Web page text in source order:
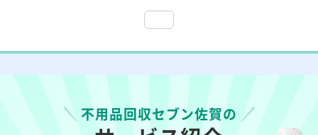
不用品回収セブン佐賀の